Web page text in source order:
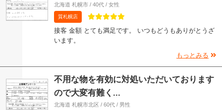
北海道 札幌市 / 40代 / 女性
質札幌店
接客 金額 とても満足です。 いつもどうもありがとうざ
います。
もっとみる
不用な物を有効に対処いただいております
ので大変有難く...
北海道 札幌市北区 / 60代 / 男性